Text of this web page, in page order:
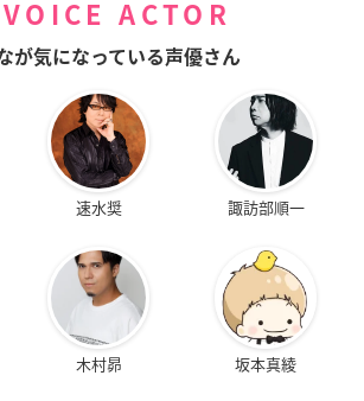
VOICE ACTOR
が気になっている声優さん
速水奨 諏訪部順一
木村昴 坂本真綾